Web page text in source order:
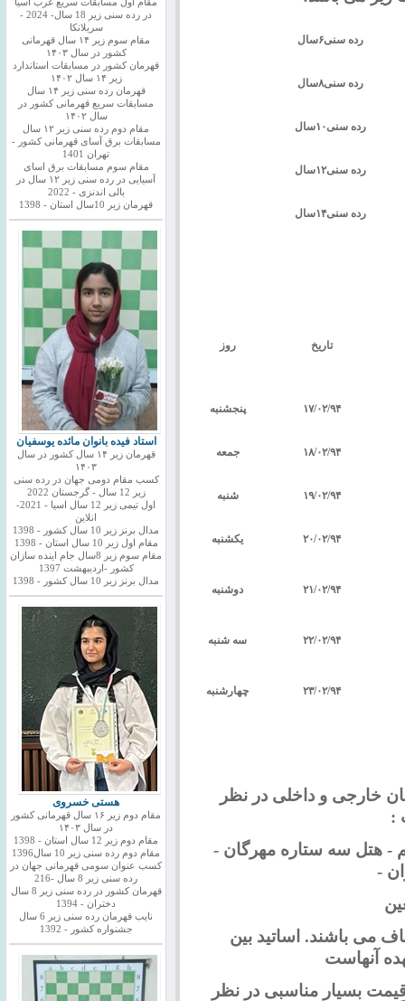
رده سنی۶سال
رده سنی۸سال
رده سنی۱۰سال
رده سنی۱۲سال
رده سنی۱۴سال
تاریخ روز
۹۴/۰۲/۱۷ پنجشنبه
۹۴/۰۲/۱۸ جمعه
۹۴/۰۲/۱۹ شنبه
۹۴/۰۲/۲۰ یکشنبه
۹۴/۰۲/۲۱ دوشنبه
۹۴/۰۲/۲۲ سه شنبه
۹۴/۰۲/۲۳ چهارشنبه
خارجی و داخلی در نظر
:
- هتل سه ستاره مهرگان -
-
می باشند. اساتید بین
آنهاست
قیمت بسیار مناسبی در نظر
مقام اول مسابقات سریع غرب آسیا
در رده سنی زیر 18 سال- 2024 -
سریلانکا
مقام سوم زیر ۱۴ سال قهرمانی
کشور در سال ۱۴۰۳
قهرمان کشور در مسابقات استاندارد
زیر ۱۴ سال ۱۴۰۲
قهرمان رده سنی زیر ۱۴ سال
مسابقات سریع قهرمانی کشور در
سال ۱۴۰۲
مقام دوم رده سنی زیر ۱۲ سال
مسابقات برق آسای قهرمانی کشور -
تهران 1401
مقام سوم مسابقات برق اسای
آسیایی در رده سنی زیر ۱۲ سال در
بالی اندنزی - 2022
قهرمان زیر 10سال استان - 1398
استاد فیده بانوان مائده یوسفیان
قهرمان زیر ۱۴ سال کشور در سال
۱۴۰۳
کسب مقام دومی جهان در رده سنی
زیر 12 سال - گرجستان 2022
اول تیمی زیر 12 سال اسیا - 2021-
انلاین
مدال برنز زیر 10 سال کشور - 1398
مقام اول زیر 10 سال استان - 1398
مقام سوم زیر 8سال جام اینده سازان
کشور -اردیبهشت 1397
مدال برنز زیر 10 سال کشور - 1398
هستی خسروی
مقام دوم زیر ۱۶ سال قهرمانی کشور
در سال ۱۴۰۳
مقام دوم زیر 12 سال استان - 1398
مقام دوم رده سنی زیر 10 سال1396
کسب عنوان سومی قهرمانی جهان در
رده سنی زیر 8 سال -216
قهرمان کشور در رده سنی زیر 8 سال
دختران - 1394
نایب قهرمان رده سنی زیر 6 سال
جشنواره کشور - 1392